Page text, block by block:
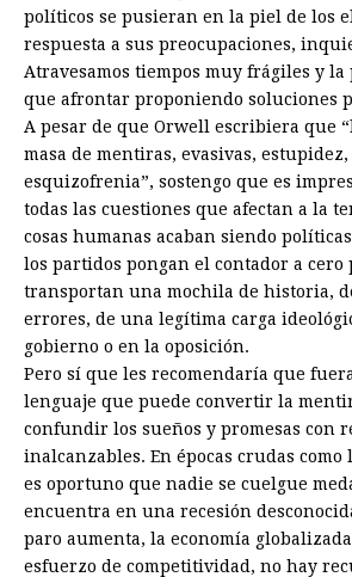
políticos se pusieran en la piel de los
respuesta a sus preocupaciones,
Atravesamos tiempos muy frágiles y
que afrontar proponiendo soluciones
A pesar de que Orwell escribiera que
masa de mentiras, evasivas,
esquizofrenia”, sostengo que es
todas las cuestiones que afectan a la
cosas humanas acaban siendo
los partidos pongan el contador a cero
transportan una mochila de historia,
errores, de una legítima carga
gobierno o en la oposición.
Pero sí que les recomendaría que
lenguaje que puede convertir la
confundir los sueños y promesas con
inalcanzables. En épocas crudas como
es oportuno que nadie se cuelgue
encuentra en una recesión
paro aumenta, la economía
esfuerzo de competitividad, no hay